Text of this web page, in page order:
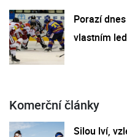
Porazí
vlastním
Komerční články
Silou lví,